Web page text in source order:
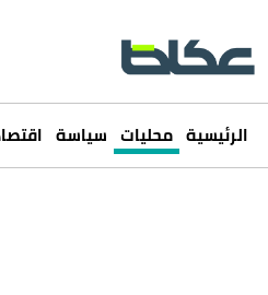
الرئيسية محليات سياسة